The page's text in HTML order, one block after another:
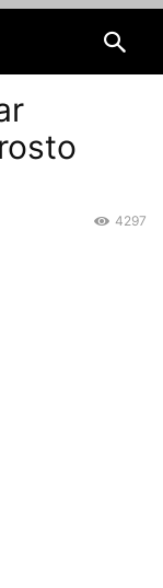
4297